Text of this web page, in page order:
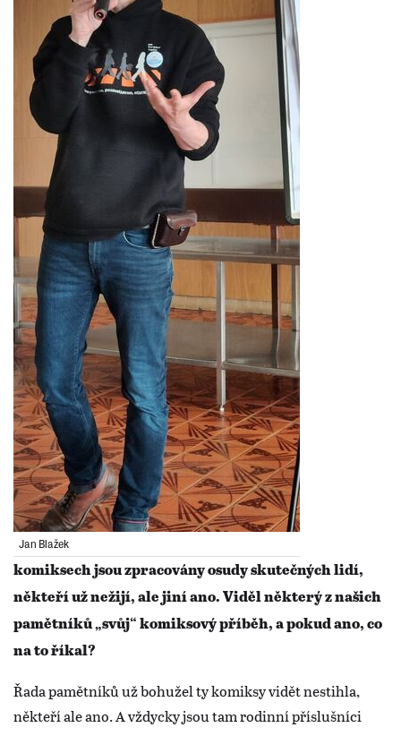
Jan Blažek
komiksech jsou zpracovány osudy skutečných lidí,
někteří už nežijí, ale jiní ano. Viděl některý z našich
pamětníků „svůj“ komiksový příběh, a pokud ano, co
na to říkal?
Řada pamětníků už bohužel ty komiksy vidět nestihla,
někteří ale ano. A vždycky jsou tam rodinní příslušníci